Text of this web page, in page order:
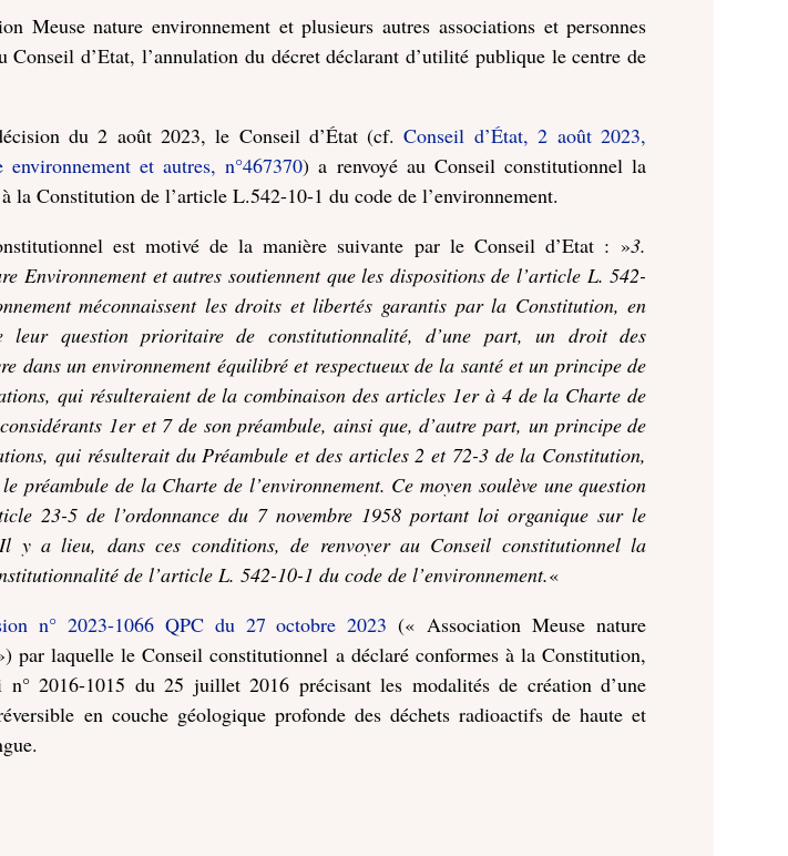
Meuse nature environnement et plusieurs autres associations et personnes
Conseil d’Etat, l’annulation du décret déclarant d’utilité publique le centre de
du 2 août 2023, le Conseil d’État (cf.Conseil d’État, 2 août 2023,
environnement et autres, n°467370) a renvoyé au Conseil constitutionnel la
la Constitution de l’article L.542-10-1 du code de l’environnement.
est motivé de la manière suivante par le Conseil d’Etat : »3.
Environnement et autres soutiennent que les dispositions de l’article L. 542-
méconnaissent les droits et libertés garantis par la Constitution, en
leur question prioritaire de constitutionnalité, d’une part, un droit des
dans un environnement équilibré et respectueux de la santé et un principe de
qui résulteraient de la combinaison des articles 1er à 4 de la Charte de
1er et 7 de son préambule, ainsi que, d’autre part, un principe de
qui résulterait du Préambule et des articles 2 et 72-3 de la Constitution,
préambule de la Charte de l’environnement. Ce moyen soulève une question
23-5 de l’ordonnance du 7 novembre 1958 portant loi organique sur le
y a lieu, dans ces conditions, de renvoyer au Conseil constitutionnel la
de l’article L. 542-10-1 du code de l’environnement.«
n° 2023-1066 QPC du 27 octobre 2023 (« Association Meuse nature
par laquelle le Conseil constitutionnel a déclaré conformes à la Constitution,
2016-1015 du 25 juillet 2016 précisant les modalités de création d’une
en couche géologique profonde des déchets radioactifs de haute et